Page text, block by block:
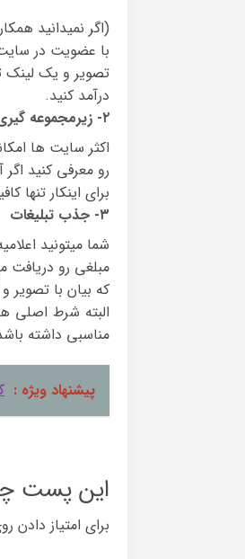
(اگر نمیدانید
با عضویت در
تصویر و یک لینک
درآمد کنید.
۲- زیرمجموعه گیری
اکثر سایت ها
رو معرفی کنید
برای اینکار تنها
۳- جذب تبلیغات
شما میتونید
مبلغی رو دریافت
که بیان با تصویر
البته شرط اصلی
مناسبی داشته
پیشنهاد ویژه :
این پست
برای امتیاز دادن